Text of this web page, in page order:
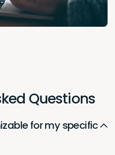
Questions
for my specific